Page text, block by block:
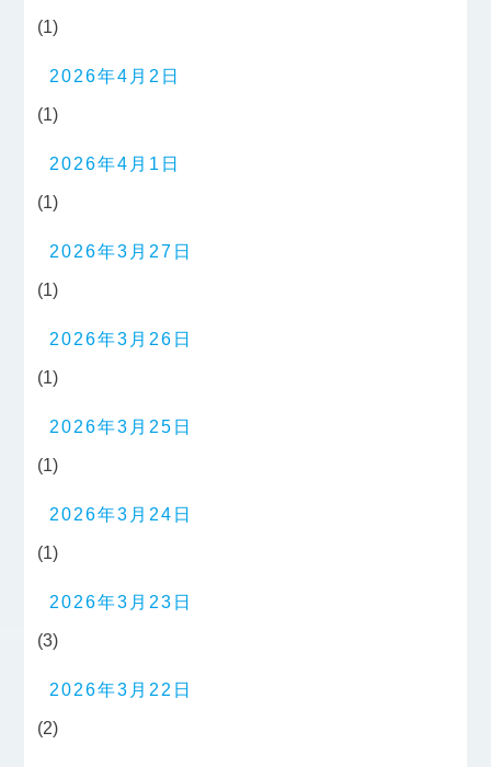
(1)
2026年4月2日
(1)
2026年4月1日
(1)
2026年3月27日
(1)
2026年3月26日
(1)
2026年3月25日
(1)
2026年3月24日
(1)
2026年3月23日
(3)
2026年3月22日
(2)